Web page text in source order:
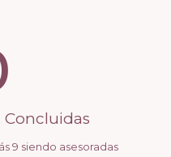
Concluidas
9 siendo asesoradas